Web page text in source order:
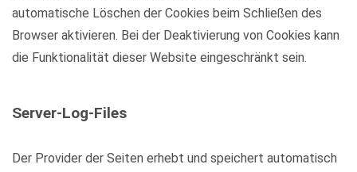
automatische Löschen der Cookies beim Schließen des
Browser aktivieren. Bei der Deaktivierung von Cookies kann
die Funktionalität dieser Website eingeschränkt sein.
Server-Log-Files
Der Provider der Seiten erhebt und speichert automatisch